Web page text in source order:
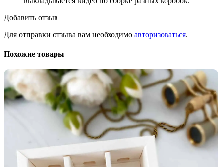
Добавить отзыв
Для отправки отзыва вам необходимо авторизоваться.
Похожие товары